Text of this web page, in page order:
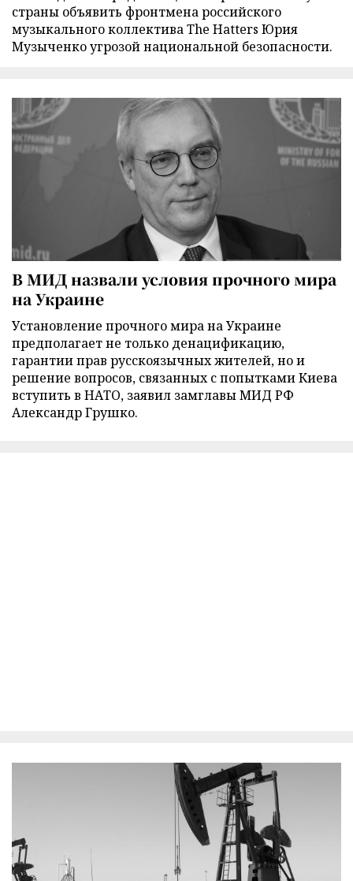
страны объявить фронтмена российского
музыкального коллектива The Hatters Юрия
Музыченко угрозой национальной безопасности.
В МИД назвали условия прочного мира
на Украине
Установление прочного мира на Украине
предполагает не только денацификацию,
гарантии прав русскоязычных жителей, но и
решение вопросов, связанных с попытками Киева
вступить в НАТО, заявил замглавы МИД РФ
Александр Грушко.